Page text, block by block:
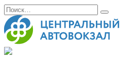
Перейти
к
содержанию
Search
for: